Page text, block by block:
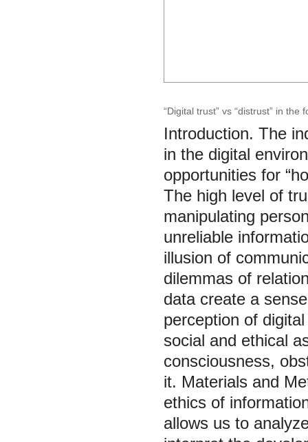
“Digital trust” vs “distrust” in
Introduction. The
in the digital
opportunities for
The high level of
manipulating
unreliable
illusion of
dilemmas of
data create a
perception of
social and ethical
consciousness,
it. Materials and
ethics of
allows us to